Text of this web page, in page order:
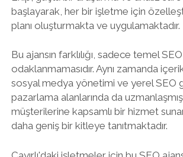
başlayarak, her bir işletme için
planı oluşturmakta ve uygulamaktadır.
Bu ajansın farklılığı, sadece temel
odaklanmamasıdır. Aynı zamanda
sosyal medya yönetimi ve yerel SEO
pazarlama alanlarında da
müşterilerine kapsamlı bir hizmet
daha geniş bir kitleye tanıtmaktadır.